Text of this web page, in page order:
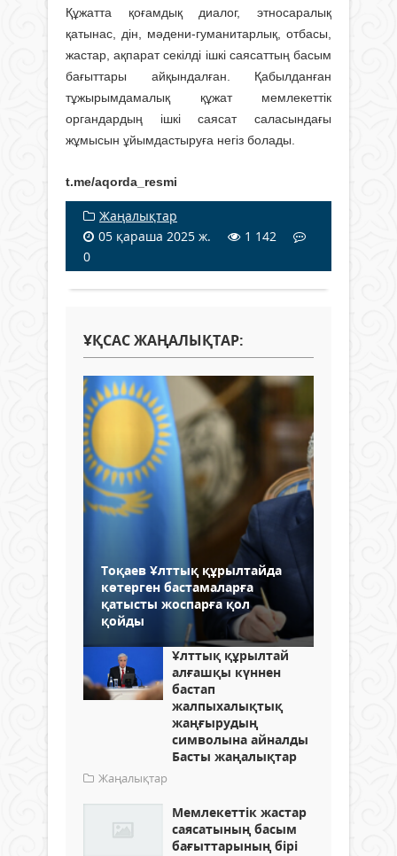
Құжатта қоғамдық диалог, этносаралық
қатынас, дін, мәдени-гуманитарлық, отбасы,
жастар, ақпарат секілді ішкі саясаттың басым
бағыттары айқындалған. Қабылданған
тұжырымдамалық құжат мемлекеттік
органдардың ішкі саясат саласындағы
жұмысын ұйымдастыруға негіз болады.
t.me/aqorda_resmi
Жаңалықтар
05 қараша 2025 ж.
1 142
0
ҰҚСАС ЖАҢАЛЫҚТАР:
Тоқаев Ұлттық құрылтайда
көтерген бастамаларға
қатысты жоспарға қол
қойды
Ұлттық құрылтай
алғашқы күннен
бастап
жалпыхалықтық
жаңғырудың
символына айналды
Басты жаңалықтар
Жаңалықтар
Мемлекеттік жастар
саясатының басым
бағыттарының бірі